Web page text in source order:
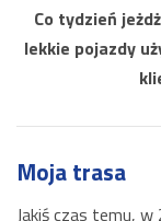
Co tydzień
lekkie pojazdy
Moja trasa
Jakiś czas temu, w